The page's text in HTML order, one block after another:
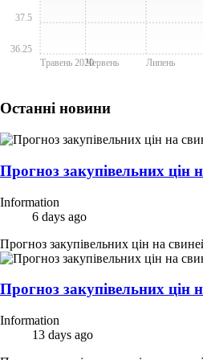
Травень 2020Червень Липень
36.25
37.5
Останні новини
Прогноз закупівельних цін
Information
6 days ago
Прогноз закупівельних цін на
Прогноз закупівельних цін
Information
13 days ago